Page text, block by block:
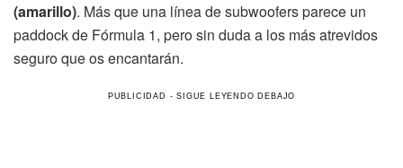
(amarillo). Más que una línea de subwoofers parece un
paddock de Fórmula 1, pero sin duda a los más atrevidos
seguro que os encantarán.